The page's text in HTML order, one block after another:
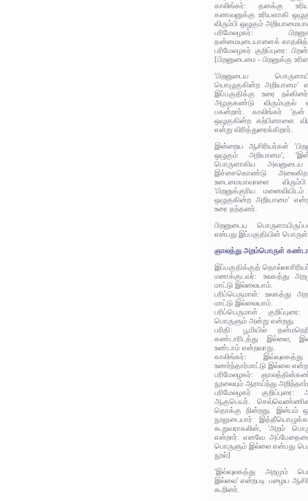
காலிங்கர்: தனக்கு
கணவனுக்கு உரியளாகி
விரும்பி ஒழுகும்
பரிமேலழகர்:
தன்மையுடையாளைக்
பரிமேலழகர் குறிப்புரை:
[பிறனுடைமை - பிறனுக்கு
'பிறனுடைய
யொழுகுகின்ற அறியாமை'
இப்பகுதிக்கு உரை
அழகுகண்டு விரும்புதல்
பகன்றார். காலிங்கர் 'தன்
ஒழுகுகின்ற கற்பினாளை
என்று விரித்துரைக்கிறார்.
இன்றைய ஆசிரியர்கள்
ஒழுகும் அறியாமை',
பொருளாகிய
இச்சைகொண்டு அலைகிற
உடைமையாவாளை
'பிறனுக்குரிய
ஒழுகுகின்ற அறியாமை'
உரை தந்தனர்.
பிறனுடைய
என்பது இப்பகுதியின்
ஞாலத்து அறம்பொருள்
இப்பகுதிக்குத்
மணக்குடவர்: உலகத்து
மாட்டு இல்லையாம்.
பரிப்பெருமாள்: உலகத்து
மாட்டு இல்லையாம்.
பரிப்பெருமாள்
பொருளும் அன்று என்றது.
பரிதி: பூமியில்
கண்டாரிடத்து இல்லை;
உண்டாம் என்றவாறு.
காலிங்கர்:
உணர்ந்தார்மாட்டு இல்லை
பரிமேலழகர்:
நூலையும் ஆராய்ந்து
பரிமேலழகர்
ஆகுபெயர்.
தொக்கு நின்றது. இன்பம்
நூலுடையார்
கூறுவராகலின், 'அறம்
என்றார். எனவே
பொருளும் இல்லை என்பது
நூல்]
'இவ்வுலகத்து அறமும்
இல்லை' என்றபடி பழைய
கூறினர்.